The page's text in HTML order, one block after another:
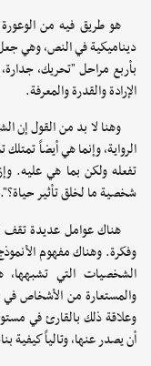
هو طريق فيه من
ديناميكية في النص، وهي
بأربع مراحل "تحريك،
الإرادة والقدرة والمعرفة.
وهنا لا بد من القول
الرواية، وإنما هي أيضاً
تفعله ولكن بما هي عليه.
شخصية ما لخلق تأثير حياة؟".
هناك عوامل عديدة تقف
وفكرة. وهناك مفهوم
الشخصيات التي
والمستعارة من الأشخاص
وعلاقة ذلك بالقارئ في
أن يصدر عنها، وتالياً كيفية